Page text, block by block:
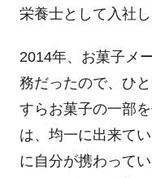
栄養士として入社し
2014年、お菓子メ
務だったので、ひ
すらお菓子の一部
は、均一に出来て
に自分が携わって